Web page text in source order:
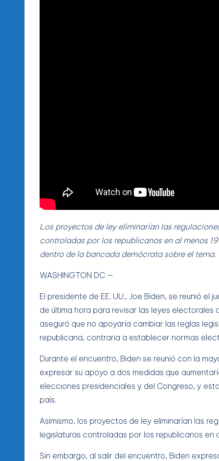
Los proyectos de ley eliminarían las
controladas por los republicanos en al menos
dentro de la bancada demócrata sobre el tema.
WASHINGTON DC —
El presidente de EE. UU., Joe Biden, se reunió
de última hora para revisar las leyes electorales
aseguró que no apoyaría cambiar las reglas
republicana, contraria a establecer normas
Durante el encuentro, Biden se reunió con la
expresar su apoyo a dos medidas que
elecciones presidenciales y del Congreso, y
país.
Asimismo, los proyectos de ley eliminarían las
legislaturas controladas por los republicanos en
Sin embargo, al salir del encuentro, Biden